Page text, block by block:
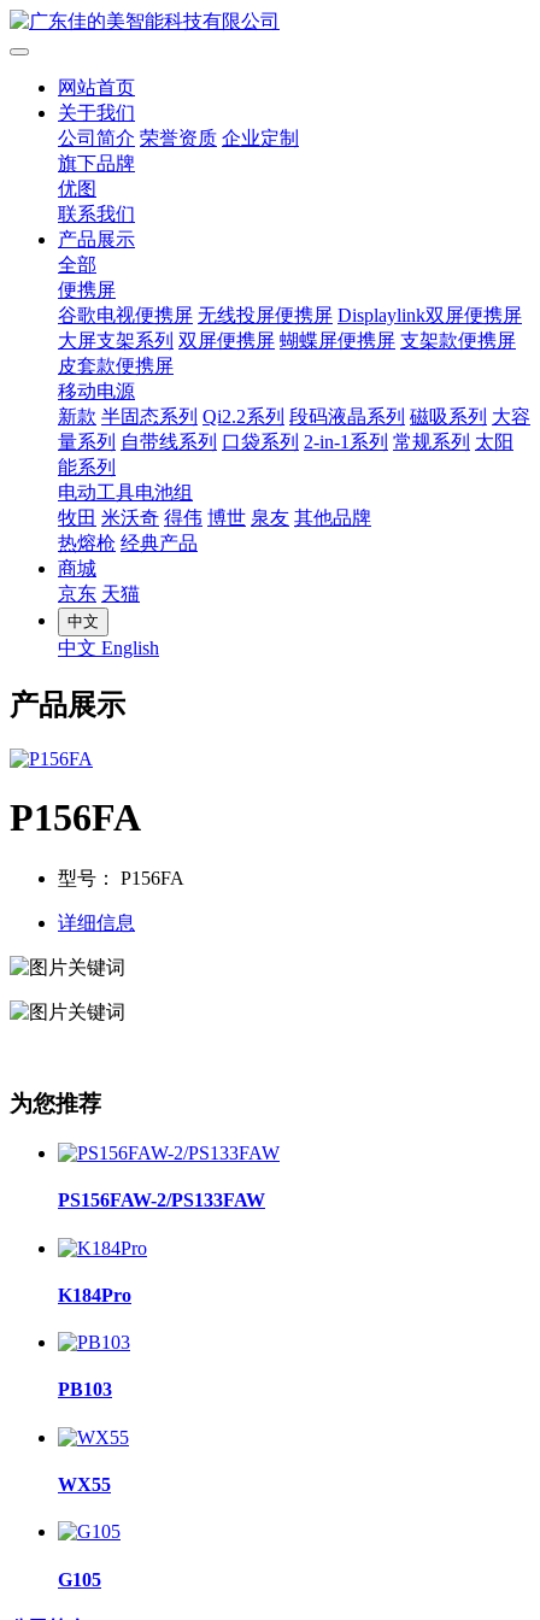
网站首页
关于我们
公司简介 荣誉资质 企业定制
旗下品牌
优图
联系我们
产品展示
全部
便携屏
谷歌电视便携屏 无线投屏便携屏 Displaylink双屏便携屏
大屏支架系列 双屏便携屏 蝴蝶屏便携屏 支架款便携屏
皮套款便携屏
移动电源
新款 半固态系列 Qi2.2系列 段码液晶系列 磁吸系列 大容
量系列 自带线系列 口袋系列 2-in-1系列 常规系列 太阳
能系列
电动工具电池组
牧田 米沃奇 得伟 博世 泉友 其他品牌
热熔枪 经典产品
商城
京东 天猫
中文
中文 English
产品展示
P156FA
型号： P156FA
详细信息
为您推荐
PS156FAW-2/PS133FAW
K184Pro
PB103
WX55
G105